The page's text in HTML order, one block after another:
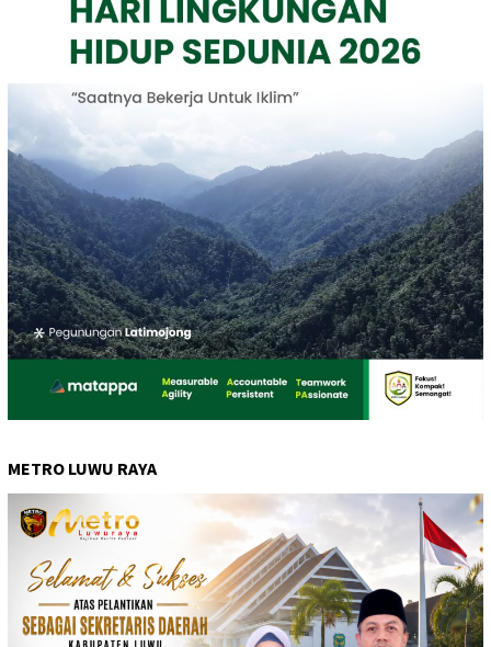
METRO LUWU RAYA